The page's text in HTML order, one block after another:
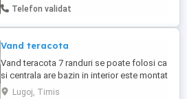
Telefon validat
Vand teracota
Vand teracota 7 randuri se poate folosi ca
si centrala are bazin in interior este montat
cum se vede in poza.
Lugoj, Timis